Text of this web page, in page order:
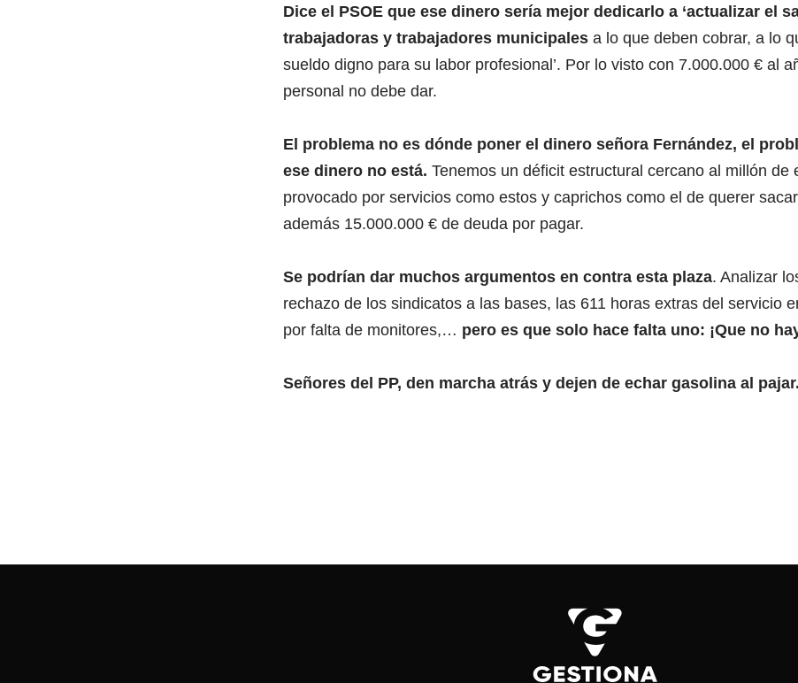
Dice el PSOE que ese dinero sería mejor dedicarlo a ‘actualizar el
trabajadoras y trabajadores municipalesa lo que deben cobrar, a lo
sueldo digno para su labor profesional’. Por lo visto con 7.000.000 € al
personal no debe dar.
El problema no es dónde poner el dinero señora Fernández, el
ese dinero no está. Tenemos un déficit estructural cercano al millón de
provocado por servicios como estos y caprichos como el de querer
además 15.000.000 € de deuda por pagar.
Se podrían dar muchos argumentos en contra esta plaza. Analizar
rechazo de los sindicatos a las bases, las 611 horas extras del servicio
por falta de monitores,… pero es que solo hace falta uno: ¡Que no
Señores del PP, den marcha atrás y dejen de echar gasolina al pajar.